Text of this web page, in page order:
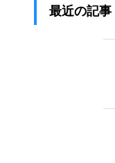
最近の記事